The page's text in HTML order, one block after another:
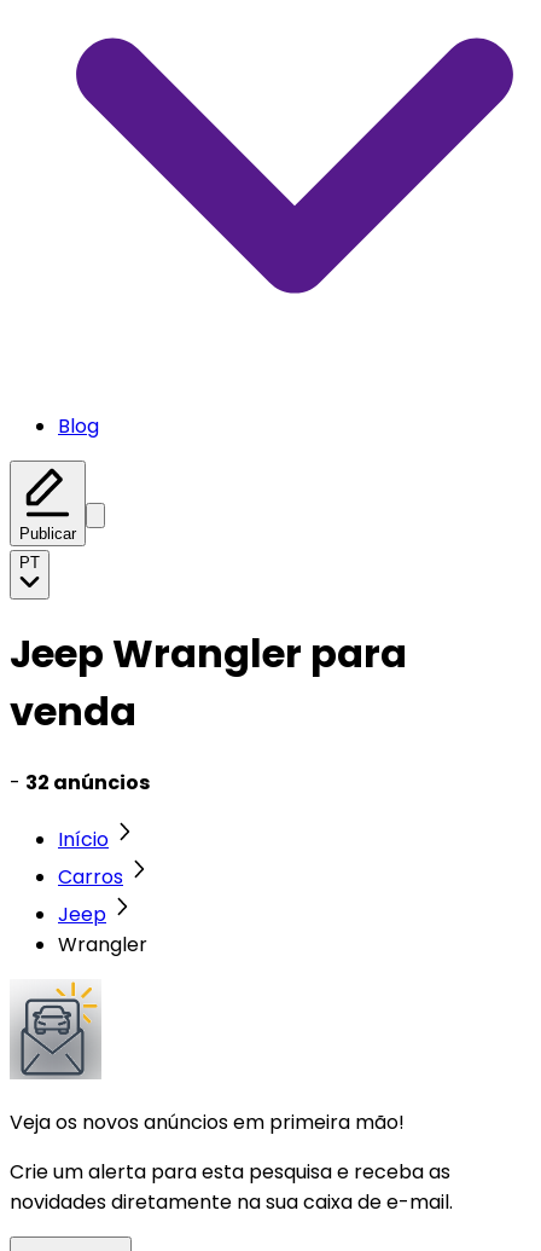
Blog
Publicar
PT
Jeep Wrangler para
venda
- 32 anúncios
Início
Carros
Jeep
Wrangler
Veja os novos anúncios em primeira mão!
Crie um alerta para esta pesquisa e receba as
novidades diretamente na sua caixa de e-mail.